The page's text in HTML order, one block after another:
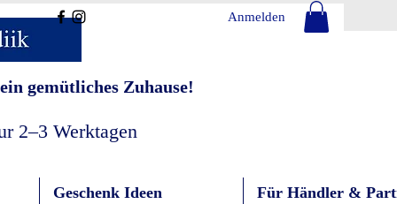
gemütliches Zuhause!
2–3 Werktagen
Anmelden
Geschenk Ideen Für Händler &